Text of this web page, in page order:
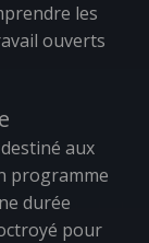
les
ouverts
aux
programme
durée
pour